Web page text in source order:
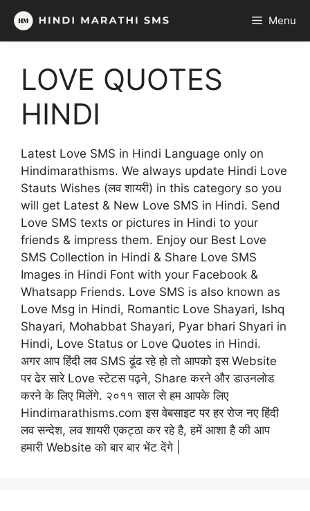
Skip
content
Menu
LOVE QUOTES
HINDI
Latest Love SMS in Hindi Language only on
Hindimarathisms. We always update Hindi Love
Stauts Wishes (लव शायरी) in this category so you
will get Latest & New Love SMS in Hindi. Send
Love SMS texts or pictures in Hindi to your
friends & impress them. Enjoy our Best Love
SMS Collection in Hindi & Share Love SMS
Images in Hindi Font with your Facebook &
Whatsapp Friends. Love SMS is also known as
Love Msg in Hindi, Romantic Love Shayari, Ishq
Shayari, Mohabbat Shayari, Pyar bhari Shyari in
Hindi, Love Status or Love Quotes in Hindi.
अगर आप हिंदी लव SMS ढूंढ रहे हो तो आपको इस Website
पर ढेर सारे Love स्टेटस पढ़ने, Share करने और डाउनलोड
करने के लिए मिलेंगे. २०११ साल से हम आपके लिए
Hindimarathisms.com इस वेबसाइट पर हर रोज नए हिंदी
लव सन्देश, लव शायरी एकट्ठा कर रहे है, हमें आशा है की आप
हमारी Website को बार बार भेंट देंगे |